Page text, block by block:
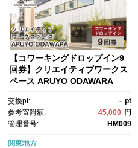
【コワーキングドロップイン9
回券】クリエイティブワークス
ペース ARUYO ODAWARA
交換pt: - pt
参考寄附額:
45,000 円
管理番号:
HM009
関東地方